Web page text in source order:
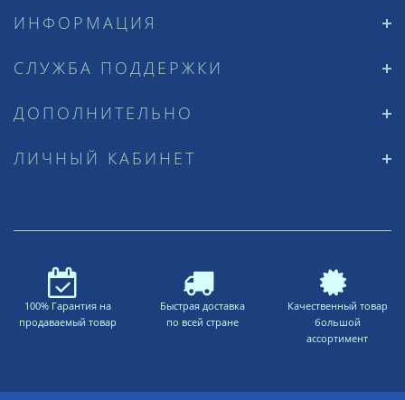
ИНФОРМАЦИЯ
СЛУЖБА ПОДДЕРЖКИ
ДОПОЛНИТЕЛЬНО
ЛИЧНЫЙ КАБИНЕТ
100% Гарантия на
продаваемый товар
Быстрая доставка
по всей стране
Качественный товар
большой
ассортимент